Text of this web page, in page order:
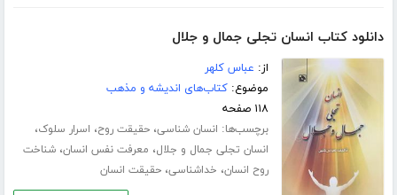
دانلود کتاب انسان تجلی جمال و جلال
از: عباس کلهر
موضوع:کتاب‌های اندیشه و مذهب
۱۱۸ صفحه
برچسب‌ها: انسان شناسی،حقیقت روح، اسرار سلوک،
انسان تجلی جمال و جلال، معرفت نفس انسان،شناخت
روح انسان، خداشناسی،حقیقت انسان